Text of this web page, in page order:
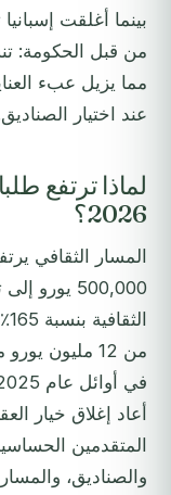
بينما أغلقت
مما يزيل عبء
عند اختيار
لماذا ترتفع
2026؟
المسار الثقافي
500,000
من 12 مليون
المتقدمين
والصناديق،